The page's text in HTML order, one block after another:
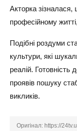
Акторка
професійному
Подібні роздуми
культури, які
реалій. Готовність
проявів пошуку
викликів.
Оригінал: https://